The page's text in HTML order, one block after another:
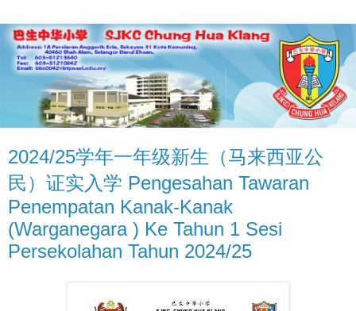
2024/25学年一年级新生（马来西亚公
民）证实入学 Pengesahan Tawaran
Penempatan Kanak-Kanak
(Warganegara ) Ke Tahun 1 Sesi
Persekolahan Tahun 2024/25